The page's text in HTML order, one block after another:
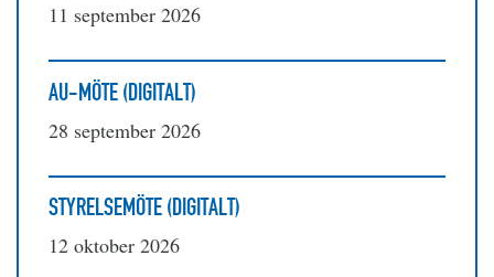
11 september 2026
AU-MÖTE (DIGITALT)
28 september 2026
STYRELSEMÖTE (DIGITALT)
12 oktober 2026